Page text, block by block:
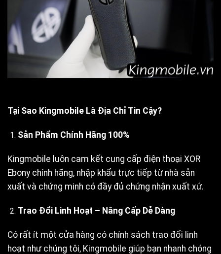
Tại Sao Kingmobile Là Địa Chỉ Tin Cậy?
Sản Phẩm Chính Hãng 100%
Kingmobile luôn cam kết cung cấp điện thoại XOR
Ebony chính hãng, nhập khẩu trực tiếp từ nhà sản
xuất và chứng minh có đầy đủ chứng nhận xuất xứ.
Trao Đổi Linh Hoạt – Nâng Cấp Dễ Dàng
Có rất ít một cửa hàng có chính sách trao đổi linh
hoạt như chúng tôi, Kingmobile giúp bạn nhanh chóng